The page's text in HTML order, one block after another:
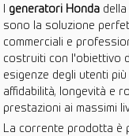
generatori Honda
sono la soluzione
commerciali e
costruiti con l'obiettivo
esigenze degli utenti
affidabilità, longevità e
prestazioni ai massimi
La corrente prodotta è